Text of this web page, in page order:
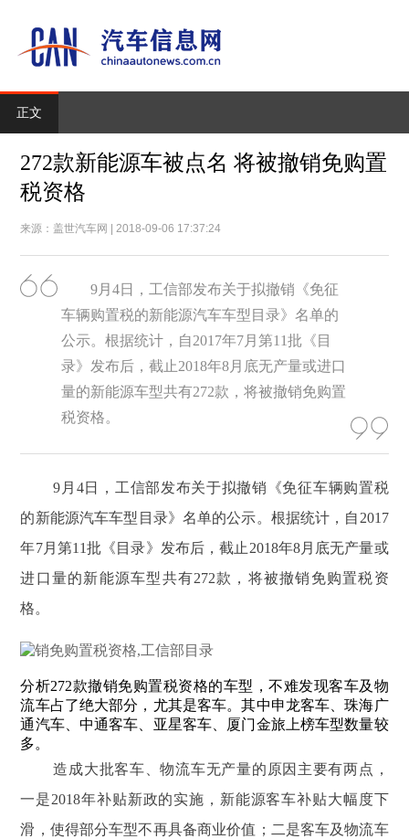
正文
272款新能源车被点名 将被撤销免购置
税资格
来源：盖世汽车网 | 2018-09-06 17:37:24
9月4日，工信部发布关于拟撤销《免征
车辆购置税的新能源汽车车型目录》名单的
公示。根据统计，自2017年7月第11批《目
录》发布后，截止2018年8月底无产量或进口
量的新能源车型共有272款，将被撤销免购置
税资格。
9月4日，工信部发布关于拟撤销《免征车辆购置税
的新能源汽车车型目录》名单的公示。根据统计，自2017
年7月第11批《目录》发布后，截止2018年8月底无产量或
进口量的新能源车型共有272款，将被撤销免购置税资
格。
分析272款撤销免购置税资格的车型，不难发现客车及物
流车占了绝大部分，尤其是客车。其中申龙客车、珠海广
通汽车、中通客车、亚星客车、厦门金旅上榜车型数量较
多。
造成大批客车、物流车无产量的原因主要有两点，
一是2018年补贴新政的实施，新能源客车补贴大幅度下
滑，使得部分车型不再具备商业价值；二是客车及物流车